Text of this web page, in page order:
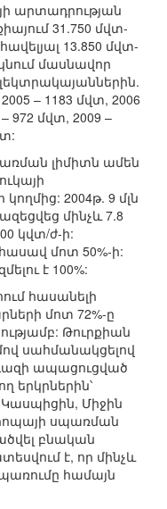
արտադրության
31.750 մվտ-
13.850 մվտ-
մասնավոր
– 1183 մվտ, 2006
972 մվտ, 2009 –
լիմիտն ամեն
2004թ. 9 մլն
մինչև 7.8
կվտ/ժ-ի:
հասավ մոտ 50%-ի:
է 100%:
հասանելի
մոտ 72%-ը
Թուրքիան
սահմանակցելով
ապացուցված
երկրներին՝
Միջին
սպառման
բնական
է, որ մինչև
համայն